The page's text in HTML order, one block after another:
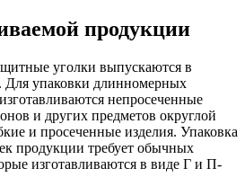
продукции
уголки выпускаются в
Для упаковки длинномерных
непросеченные
и других предметов округлой
и просеченные изделия. Упаковка
продукции требует обычных
изготавливаются в виде Г и П-